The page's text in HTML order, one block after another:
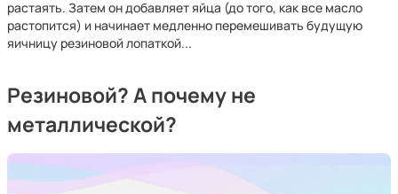
растаять. Затем он добавляет яйца (до того, как все масло
растопится) и начинает медленно перемешивать будущую
яичницу резиновой лопаткой...
Резиновой? А почему не
металлической?